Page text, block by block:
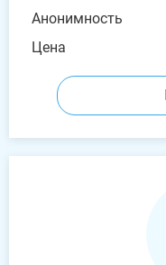
Анонимность
Цена